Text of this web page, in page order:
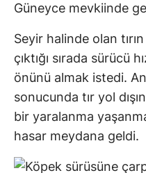
Güneyce mevkiinde
Seyir halinde olan
çıktığı sırada sürücü
önünü almak istedi.
sonucunda tır yol
bir yaralanma
hasar meydana geldi.